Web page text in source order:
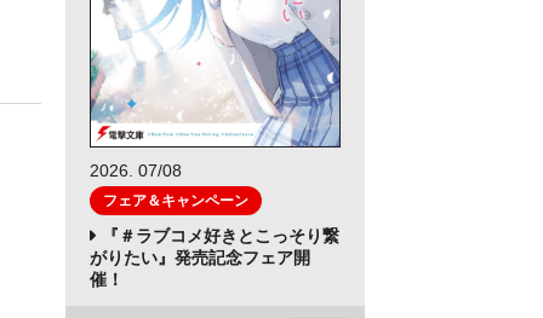
2026. 07/08
フェア＆キャンペーン
『＃ラブコメ好きとこっそり繋
がりたい』発売記念フェア開
催！